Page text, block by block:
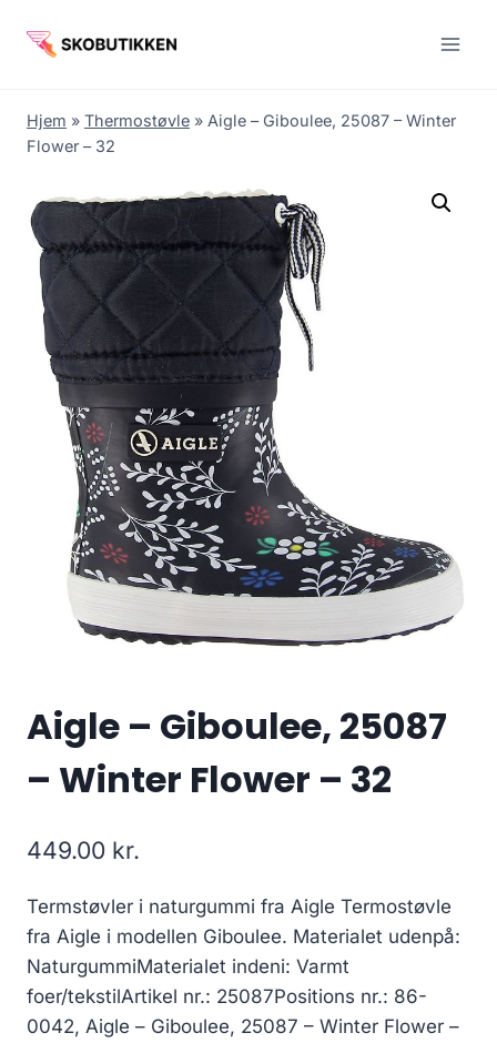
Hjem » Thermostøvle » Aigle – Giboulee, 25087 – Winter
Flower – 32
Aigle – Giboulee, 25087
– Winter Flower – 32
449.00 kr.
Termstøvler i naturgummi fra Aigle Termostøvle
fra Aigle i modellen Giboulee. Materialet udenpå:
NaturgummiMaterialet indeni: Varmt
foer/tekstilArtikel nr.: 25087Positions nr.: 86-
0042, Aigle – Giboulee, 25087 – Winter Flower –